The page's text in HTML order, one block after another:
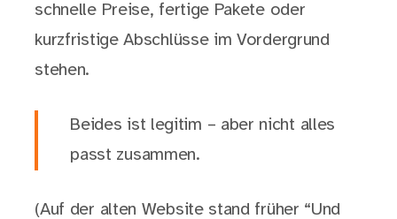
schnelle Preise, fertige Pakete oder
kurzfristige Abschlüsse im Vordergrund
stehen.
Beides ist legitim – aber nicht alles
passt zusammen.
(Auf der alten Website stand früher “Und